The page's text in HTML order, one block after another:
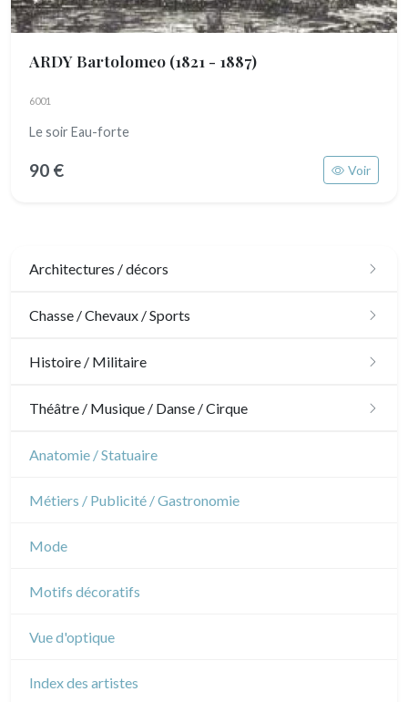
ARDY Bartolomeo (1821 - 1887)
6001
Le soir Eau-forte
90 € Voir
Architectures / décors
Architecture
Chasse / Chevaux / Sports
Chasse
Histoire / Militaire
Militaire
Théâtre / Musique / Danse / Cirque
Théâtre
Anatomie / Statuaire
Métiers / Publicité / Gastronomie
Mode
Motifs décoratifs
Vue d'optique
Index des artistes